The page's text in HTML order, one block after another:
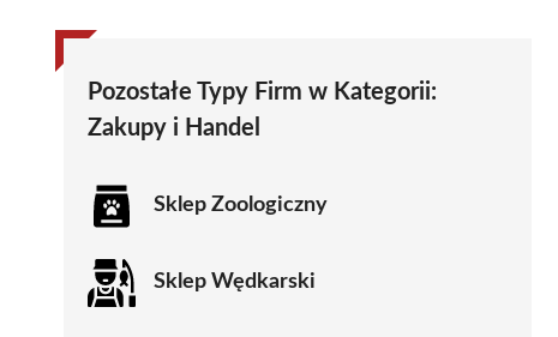
Pozostałe Typy Firm w Kategorii:
Zakupy i Handel
Sklep Zoologiczny
Sklep Wędkarski